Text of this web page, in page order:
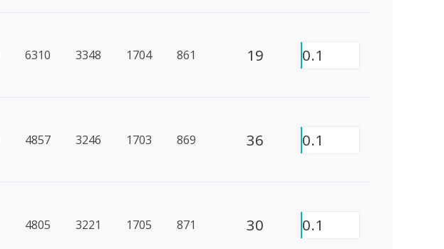
6310 3348 1704 861 19 0.1
4857 3246 1703 869 36 0.1
4805 3221 1705 871 30 0.1